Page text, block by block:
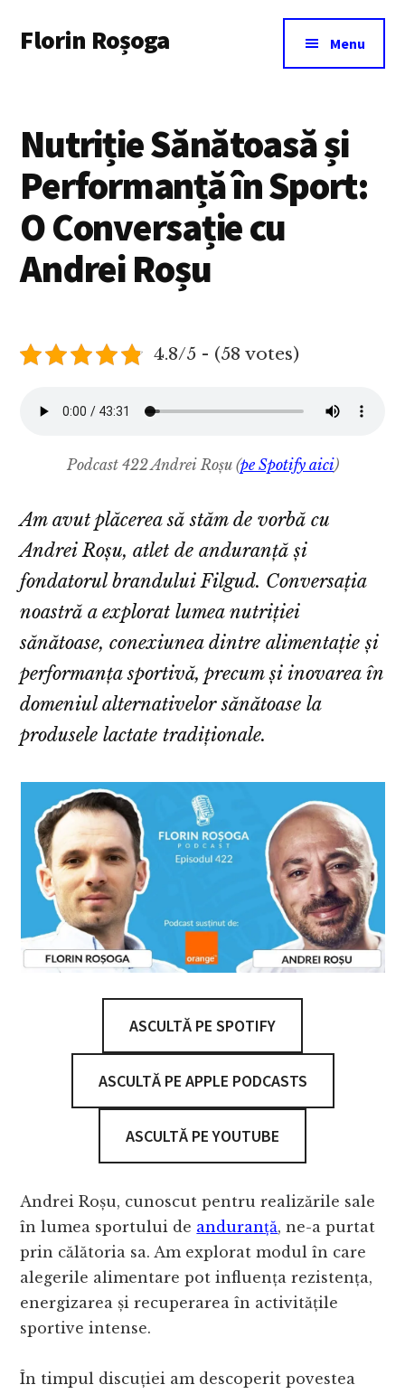
main
menu
Florin Roșoga Menu
Nutriție Sănătoasă și
Performanță în Sport:
O Conversație cu
Andrei Roșu
4.8/5 - (58 votes)
Podcast 422 Andrei Roșu (pe Spotify aici)
Am avut plăcerea să stăm de vorbă cu
Andrei Roșu, atlet de anduranță și
fondatorul brandului Filgud. Conversația
noastră a explorat lumea nutriției
sănătoase, conexiunea dintre alimentație și
performanța sportivă, precum și inovarea în
domeniul alternativelor sănătoase la
produsele lactate tradiționale.
ASCULTĂ PE SPOTIFY
ASCULTĂ PE APPLE PODCASTS
ASCULTĂ PE YOUTUBE
Andrei Roșu, cunoscut pentru realizările sale
în lumea sportului de anduranță, ne-a purtat
prin călătoria sa. Am explorat modul în care
alegerile alimentare pot influența rezistența,
energizarea și recuperarea în activitățile
sportive intense.
În timpul discuției am descoperit povestea